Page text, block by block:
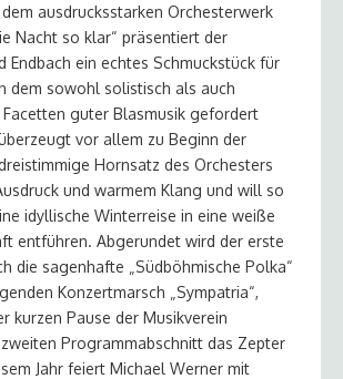
ausdrucksstarken Orchesterwerk
Nacht so klar“ präsentiert der
Endbach ein echtes Schmuckstück für
dem sowohl solistisch als auch
guter Blasmusik gefordert
vor allem zu Beginn der
Hornsatz des Orchesters
und warmem Klang und will so
idyllische Winterreise in eine weiße
entführen. Abgerundet wird der erste
die sagenhafte „Südböhmische Polka“
Konzertmarsch „Sympatria“,
kurzen Pause der Musikverein
Programmabschnitt das Zepter
Jahr feiert Michael Werner mit